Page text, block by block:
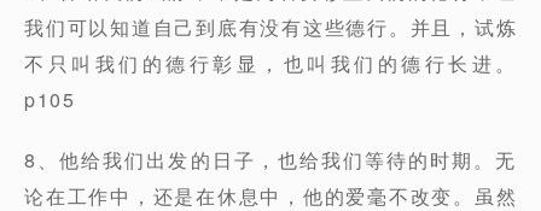
我们可以知道自己到底有没有这些德行。并且，试炼
不只叫我们的德行彰显，也叫我们的德行长进。
p105
8、他给我们出发的日子，也给我们等待的时期。无
论在工作中，还是在休息中，他的爱毫不改变。虽然